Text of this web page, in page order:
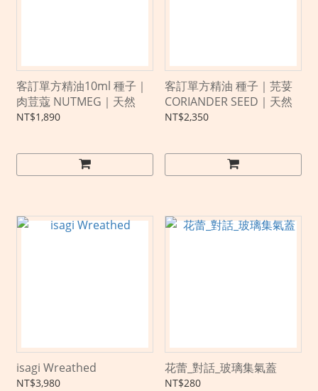
客訂單方精油10ml 種子｜
肉荳蔻 NUTMEG｜天然
NT$1,890
客訂單方精油 種子｜芫荽
CORIANDER SEED｜天然
NT$2,350
isagi Wreathed
NT$3,980
花蕾_對話_玻璃集氣蓋
NT$280